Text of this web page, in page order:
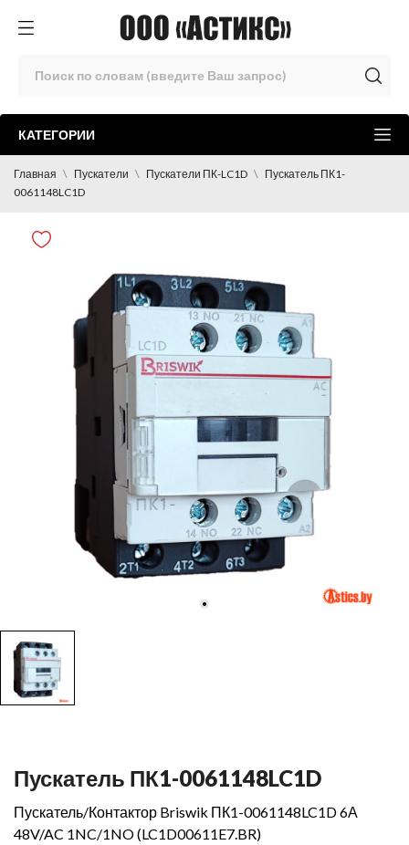
КАТЕГОРИИ
Главная Пускатели Пускатели ПК-LC1D
Пускатель ПК1-
0061148LC1D
Пускатель ПК1-0061148LC1D
Пускатель/Контактор Briswik ПК1-0061148LC1D 6А
48V/AC 1NC/1NO (LC1D00611E7.BR)